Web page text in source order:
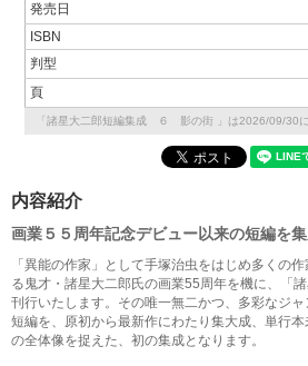
発売日
ISBN
判型
頁
「諸星大二郎短編集成 ６ 影の街 」は2026/09/30に
内容紹介
画業５５周年記念デビュー以来の短編を
「異能の作家」として手塚治虫をはじめ多くの
る鬼才・諸星大二郎氏の画業55周年を機に、「
刊行いたします。その唯一無二かつ、多彩なジ
短編を、原初から最新作にわたり集大成、単行
の全体像を捉えた、初の集成となります。